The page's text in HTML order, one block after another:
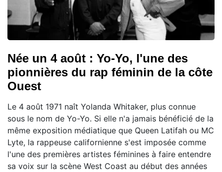
Née un 4 août : Yo-Yo, l'une des
pionnières du rap féminin de la côte
Ouest
Le 4 août 1971 naît Yolanda Whitaker, plus connue
sous le nom de Yo-Yo. Si elle n'a jamais bénéficié de la
même exposition médiatique que Queen Latifah ou MC
Lyte, la rappeuse californienne s'est imposée comme
l'une des premières artistes féminines à faire entendre
sa voix sur la scène West Coast au début des années